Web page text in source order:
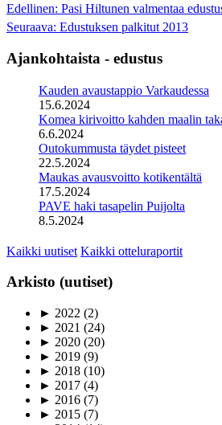
Edellinen: Pasi Hiltunen valmentaa
Seuraava: Edustuksen palkitut 2013
Ajankohtaista - edustus
Kauden avaustappio Varkaudessa
15.6.2024
Komea kirivoitto kahden maalin
6.6.2024
Outokummusta täydet pisteet
22.5.2024
Maukas avausvoitto kotikentältä
17.5.2024
PAVE haki tasapelin Puijolta
8.5.2024
Kaikki uutiset Kaikki otteluraportit
Arkisto (uutiset)
► 2022 (2)
► 2021 (24)
► 2020 (20)
► 2019 (9)
► 2018 (10)
► 2017 (4)
► 2016 (7)
► 2015 (7)